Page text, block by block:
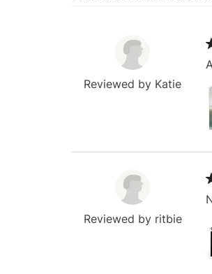
Reviewed by Katie
Reviewed by ritbie